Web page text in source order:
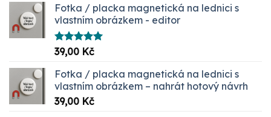
Fotka / placka magnetická na lednici s
vlastním obrázkem - editor
Hodnocení
5.00
39,00 Kč
Fotka / placka magnetická na lednici s
vlastním obrázkem – nahrát hotový návrh
39,00 Kč